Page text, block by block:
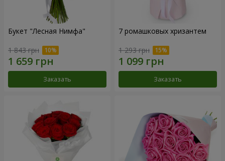
Букет "Лесная Нимфа"
1 843 грн
Заказать
7 ромашковых хризантем
1 293 грн
Заказать